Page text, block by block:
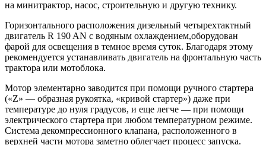
на минитрактор, насос, строительную и другую технику.
Горизонтального расположения дизельный четырехтактный
двигатель R 190 AN с водяным охлаждением,оборудован
фарой для освещения в темное время суток. Благодаря этому
рекомендуется устанавливать двигатель на фронтальную часть
трактора или мотоблока.
Мотор элементарно заводится при помощи ручного стартера
(«Z» — образная рукоятка, «кривой стартер») даже при
температуре до нуля градусов, и еще легче — при помощи
электрического стартера при любом температурном режиме.
Система декомпрессионного клапана, расположенного в
верхней части мотора заметно облегчает процесс запуска.